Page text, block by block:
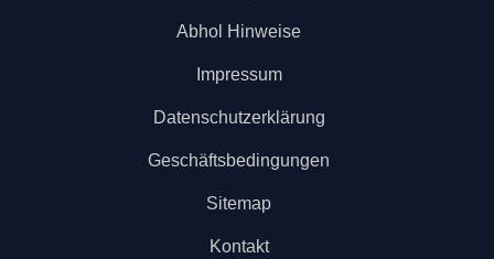
Abhol Hinweise
Impressum
Datenschutzerklärung
Geschäftsbedingungen
Sitemap
Kontakt